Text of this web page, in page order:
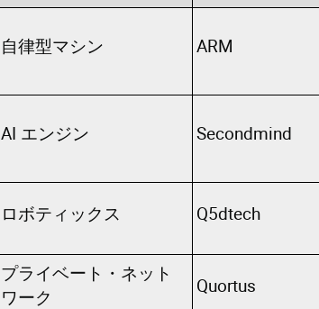
自律型マシン ARM
AI エンジン Secondmind
ロボティックス Q5dtech
プライベート・ネット
ワーク
Quortus